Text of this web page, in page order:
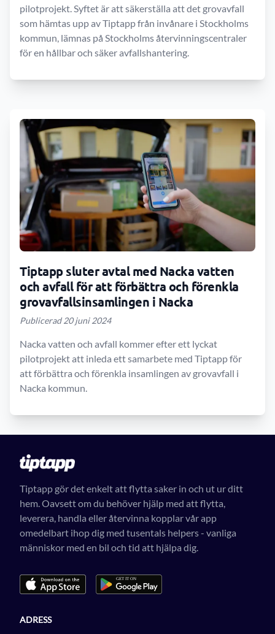
pilotprojekt. Syftet är att säkerställa att det grovavfall
som hämtas upp av Tiptapp från invånare i Stockholms
kommun, lämnas på Stockholms återvinningscentraler
för en hållbar och säker avfallshantering.
Tiptapp sluter avtal med Nacka vatten
och avfall för att förbättra och förenkla
grovavfallsinsamlingen i Nacka
Publicerad 20 juni 2024
Nacka vatten och avfall kommer efter ett lyckat
pilotprojekt att inleda ett samarbete med Tiptapp för
att förbättra och förenkla insamlingen av grovavfall i
Nacka kommun.
Tiptapp gör det enkelt att flytta saker in och ut ur ditt
hem. Oavsett om du behöver hjälp med att flytta,
leverera, handla eller återvinna kopplar vår app
omedelbart ihop dig med tusentals helpers - vanliga
människor med en bil och tid att hjälpa dig.
ADRESS